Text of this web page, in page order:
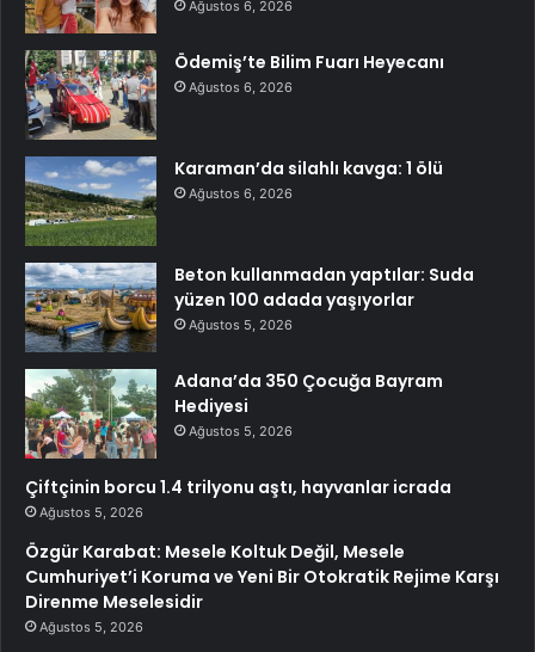
Ağustos 6, 2026
Ödemiş’te Bilim Fuarı Heyecanı
Ağustos 6, 2026
Karaman’da silahlı kavga: 1 ölü
Ağustos 6, 2026
Beton kullanmadan yaptılar: Suda
yüzen 100 adada yaşıyorlar
Ağustos 5, 2026
Adana’da 350 Çocuğa Bayram
Hediyesi
Ağustos 5, 2026
Çiftçinin borcu 1.4 trilyonu aştı, hayvanlar icrada
Ağustos 5, 2026
Özgür Karabat: Mesele Koltuk Değil, Mesele
Cumhuriyet’i Koruma ve Yeni Bir Otokratik Rejime Karşı
Direnme Meselesidir
Ağustos 5, 2026